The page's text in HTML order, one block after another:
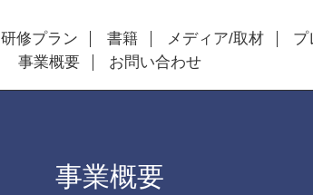
研修プラン 書籍 メディア/取材
プ
事業概要
お問い合わせ
事業概要